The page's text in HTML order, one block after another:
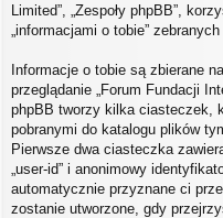
Limited”, „Zespoły phpBB”,
„informacjami o tobie”
Informacje o tobie są zbierane
przeglądanie „Forum Fundacji
phpBB tworzy kilka ciasteczek,
pobranymi do katalogu plików
Pierwsze dwa ciasteczka
„user-id” i anonimowy
automatycznie przyznane ci
zostanie utworzone, gdy